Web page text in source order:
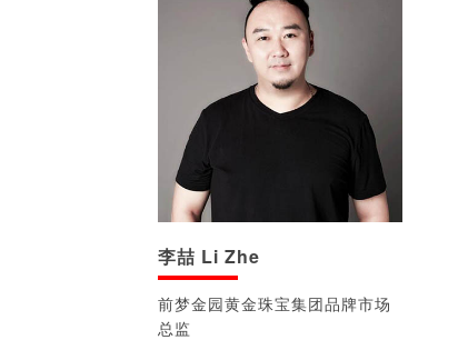
李喆 Li Zhe
前梦金园黄金珠宝集团品牌市场
总监